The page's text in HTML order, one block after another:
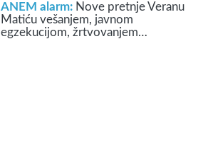
ANEM alarm: Nove pretnje Veranu
Matiću vešanjem, javnom
egzekucijom, žrtvovanjem…